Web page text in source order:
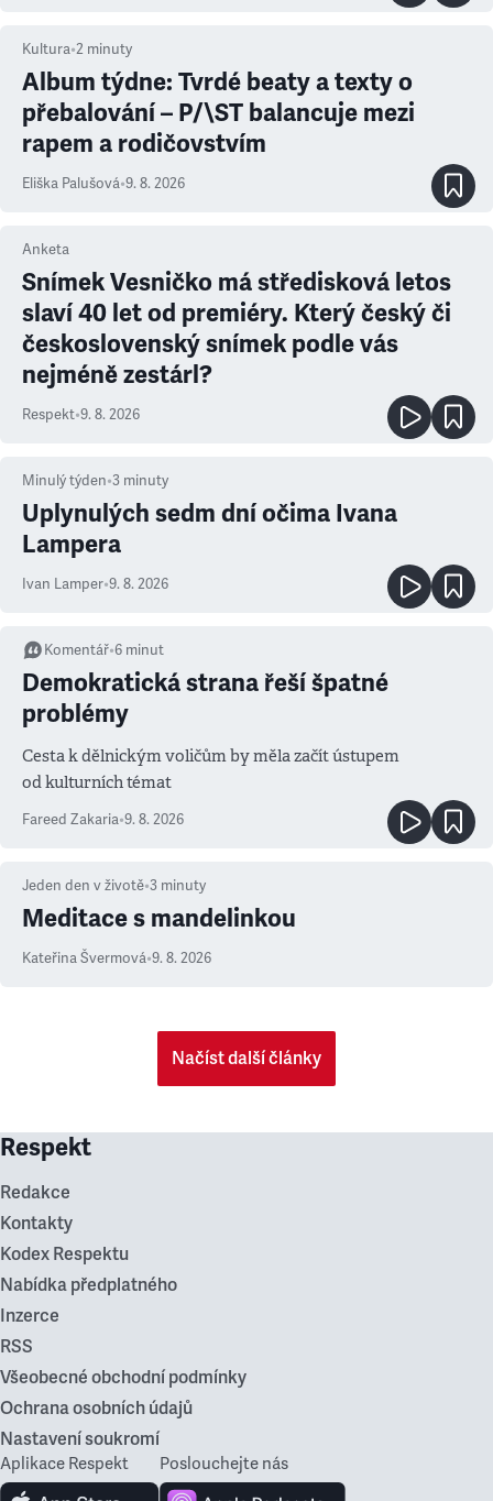
Kultura•2 minuty
Album týdne: Tvrdé beaty a texty o
přebalování – P/\ST balancuje mezi
rapem a rodičovstvím
Eliška Palušová•9. 8. 2026
Anketa
Snímek Vesničko má středisková letos
slaví 40 let od premiéry. Který český či
československý snímek podle vás
nejméně zestárl?
Respekt•9. 8. 2026
Minulý týden•3 minuty
Uplynulých sedm dní očima Ivana
Lampera
Ivan Lamper•9. 8. 2026
Komentář•6 minut
Demokratická strana řeší špatné
problémy
Cesta k dělnickým voličům by měla začít ústupem
od kulturních témat
Fareed Zakaria•9. 8. 2026
Jeden den v životě•3 minuty
Meditace s mandelinkou
Kateřina Švermová•9. 8. 2026
Načíst další články
Respekt
Redakce
Kontakty
Kodex Respektu
Nabídka předplatného
Inzerce
RSS
Všeobecné obchodní podmínky
Ochrana osobních údajů
Nastavení soukromí
Aplikace Respekt Poslouchejte nás